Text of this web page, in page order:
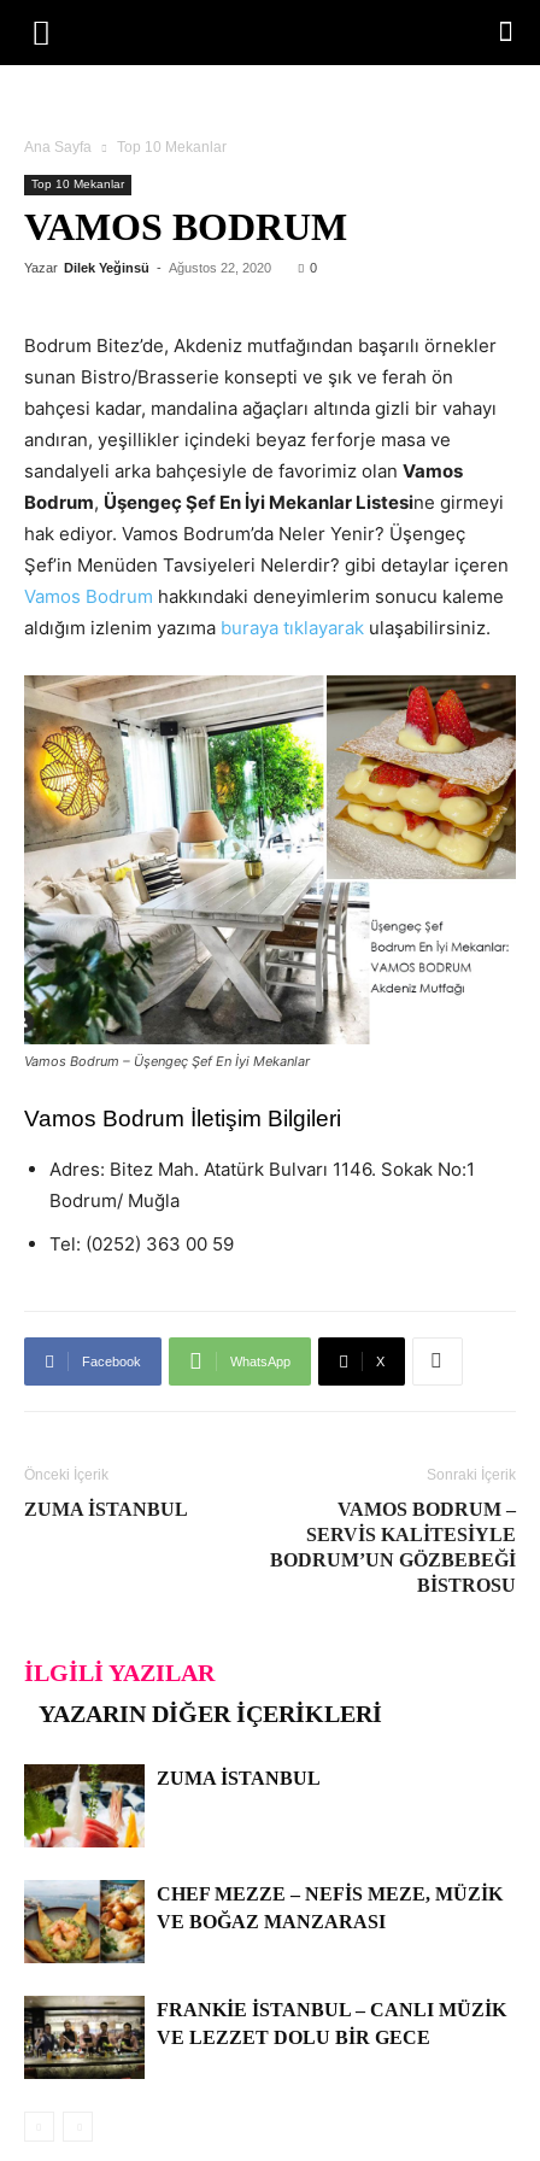
Ana Sayfa Top 10 Mekanlar
Top 10 Mekanlar
VAMOS BODRUM
Yazar Dilek Yeğinsü - Ağustos 22, 2020 0
Bodrum Bitez’de, Akdeniz mutfağından başarılı örnekler
sunan Bistro/Brasserie konsepti ve şık ve ferah ön
bahçesi kadar, mandalina ağaçları altında gizli bir vahayı
andıran, yeşillikler içindeki beyaz ferforje masa ve
sandalyeli arka bahçesiyle de favorimiz olan Vamos
Bodrum, Üşengeç Şef En İyi Mekanlar Listesine girmeyi
hak ediyor. Vamos Bodrum’da Neler Yenir? Üşengeç
Şef’in Menüden Tavsiyeleri Nelerdir? gibi detaylar içeren
Vamos Bodrum hakkındaki deneyimlerim sonucu kaleme
aldığım izlenim yazıma buraya tıklayarak ulaşabilirsiniz.
Vamos Bodrum – Üşengeç Şef En İyi Mekanlar
Vamos Bodrum İletişim Bilgileri
Adres: Bitez Mah. Atatürk Bulvarı 1146. Sokak No:1
Bodrum/ Muğla
Tel: (0252) 363 00 59
Facebook WhatsApp X
Önceki İçerik
ZUMA İSTANBUL
Sonraki İçerik
VAMOS BODRUM –
SERVIS KALITESIYLE
BODRUM’UN GÖZBEBEĞI
BISTROSU
İLGILI YAZILAR
YAZARIN DIĞER İÇERIKLERI
ZUMA İSTANBUL
CHEF MEZZE – NEFIS MEZE, MÜZIK
VE BOĞAZ MANZARASI
FRANKIE İSTANBUL – CANLI MÜZIK
VE LEZZET DOLU BIR GECE